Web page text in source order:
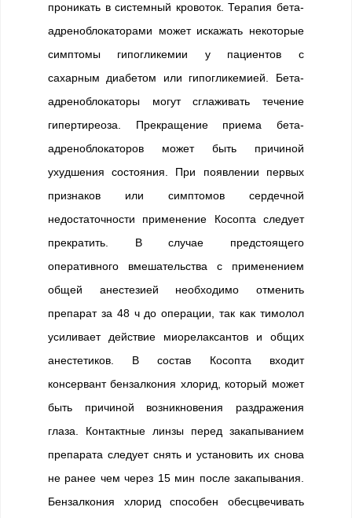
проникать в системный кровоток. Терапия бета-
адреноблокаторами может искажать некоторые
симптомы гипогликемии у пациентов с
сахарным диабетом или гипогликемией. Бета-
адреноблокаторы могут сглаживать течение
гипертиреоза. Прекращение приема бета-
адреноблокаторов может быть причиной
ухудшения состояния. При появлении первых
признаков или симптомов сердечной
недостаточности применение Косопта следует
прекратить. В случае предстоящего
оперативного вмешательства с применением
общей анестезией необходимо отменить
препарат за 48 ч до операции, так как тимолол
усиливает действие миорелаксантов и общих
анестетиков. В состав Косопта входит
консервант бензалкония хлорид, который может
быть причиной возникновения раздражения
глаза. Контактные линзы перед закапыванием
препарата следует снять и установить их снова
не ранее чем через 15 мин после закапывания.
Бензалкония хлорид способен обесцвечивать